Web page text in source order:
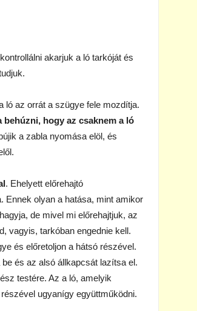
akarjuk a ló tarkóját és
ló az orrát a szügye fele mozdítja.
hogy az csaknem a ló
a zabla nyomása elöl, és
. Ehelyett előrehajtó
Ennek olyan a hatása, mint amikor
de mivel mi előrehajtjuk, az
vagyis, tarkóban engednie kell.
és előretoljon a hátsó részével.
és az alsó állkapcsát lazítsa el.
testére. Az a ló, amelyik
ugyanígy együttműködni.